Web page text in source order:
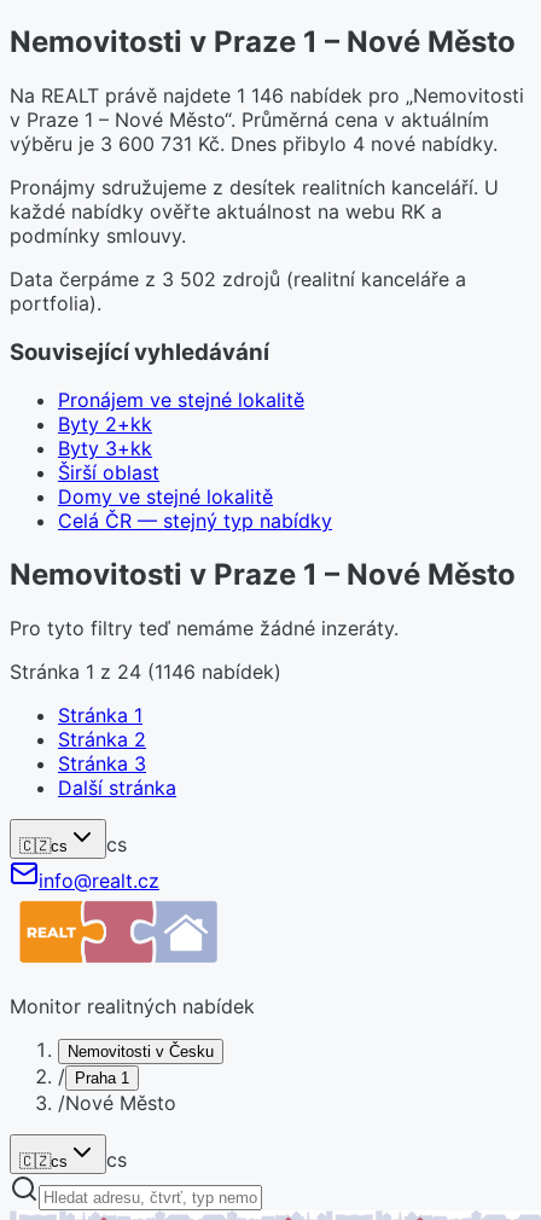
Nemovitosti v Praze 1 – Nové Město
Na REALT právě najdete 1 146 nabídek pro „Nemovitosti
v Praze 1 – Nové Město“. Průměrná cena v aktuálním
výběru je 3 600 731 Kč. Dnes přibylo 4 nové nabídky.
Pronájmy sdružujeme z desítek realitních kanceláří. U
každé nabídky ověřte aktuálnost na webu RK a
podmínky smlouvy.
Data čerpáme z 3 502 zdrojů (realitní kanceláře a
portfolia).
Související vyhledávání
Pronájem ve stejné lokalitě
Byty 2+kk
Byty 3+kk
Širší oblast
Domy ve stejné lokalitě
Celá ČR — stejný typ nabídky
Nemovitosti v Praze 1 – Nové Město
Pro tyto filtry teď nemáme žádné inzeráty.
Stránka 1 z 24 (1146 nabídek)
Stránka 1
Stránka 2
Stránka 3
Další stránka
🇨🇿cs
cs
info@realt.cz
Monitor realitných nabídek
Nemovitosti v Česku
/ Praha 1
/Nové Město
🇨🇿cs cs